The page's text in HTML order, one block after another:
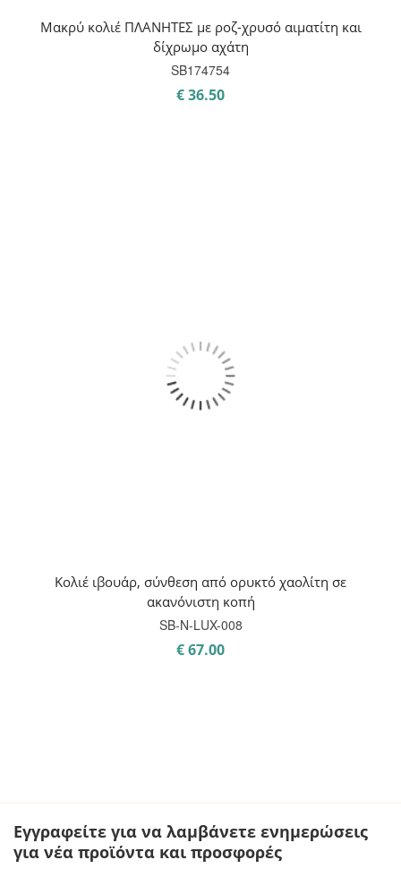
Μακρύ κολιέ ΠΛΑΝΗΤΕΣ με ροζ-χρυσό αιματίτη και
δίχρωμο αχάτη
SB174754
€36.50
Κολιέ ιβουάρ, σύνθεση από ορυκτό χαολίτη σε
ακανόνιστη κοπή
SB-Ν-LUX-008
€67.00
Εγγραφείτε για να λαμβάνετε ενημερώσεις
για νέα προϊόντα και προσφορές